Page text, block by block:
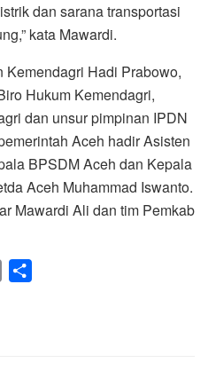
dan sarana transportasi
kata Mawardi.
Kemendagri Hadi Prabowo,
Hukum Kemendagri,
dan unsur pimpinan IPDN
Aceh hadir Asisten
BPSDM Aceh dan Kepala
Aceh Muhammad Iswanto.
Mawardi Ali dan tim Pemkab